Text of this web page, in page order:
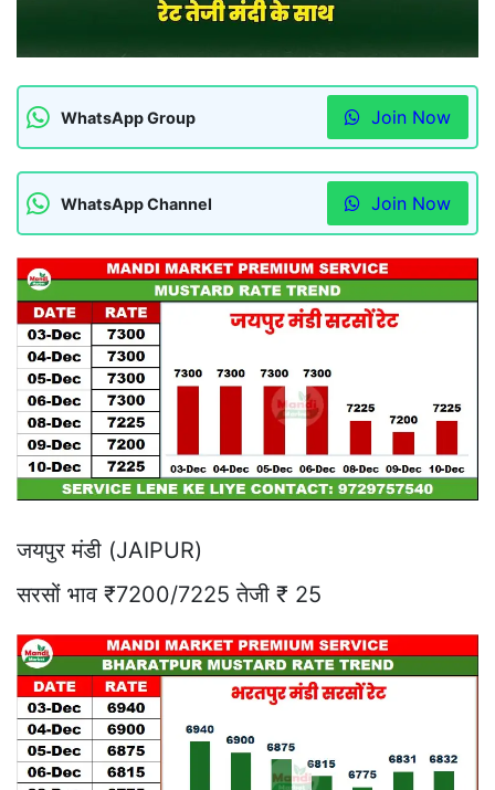
WhatsApp Group Join Now
WhatsApp Channel Join Now
जयपुर मंडी (JAIPUR)
सरसों भाव ₹7200/7225 तेजी ₹ 25